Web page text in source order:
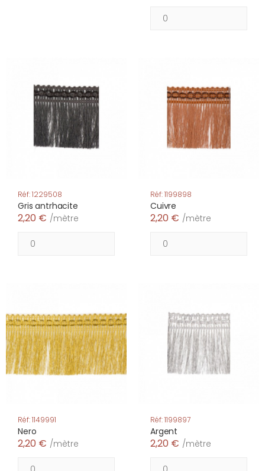
Réf: 1229508
Gris antrhacite
2,20 € /mètre
Réf: 1199898
Cuivre
2,20 € /mètre
Réf: 1149991
Nero
2,20 € /mètre
Réf: 1199897
Argent
2,20 € /mètre